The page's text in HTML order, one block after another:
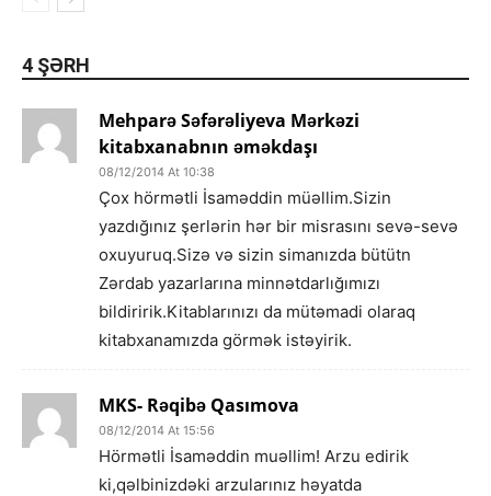
4 ŞƏRH
Mehparə Səfərəliyeva Mərkəzi
kitabxanabnın əməkdaşı
08/12/2014 At 10:38
Çox hörmətli İsaməddin müəllim.Sizin
yazdığınız şerlərin hər bir misrasını sevə-sevə
oxuyuruq.Sizə və sizin simanızda bütütn
Zərdab yazarlarına minnətdarlığımızı
bildiririk.Kitablarınızı da mütəmadi olaraq
kitabxanamızda görmək istəyirik.
MKS- Rəqibə Qasımova
08/12/2014 At 15:56
Hörmətli İsaməddin muəllim! Arzu edirik
ki,qəlbinizdəki arzularınız həyatda